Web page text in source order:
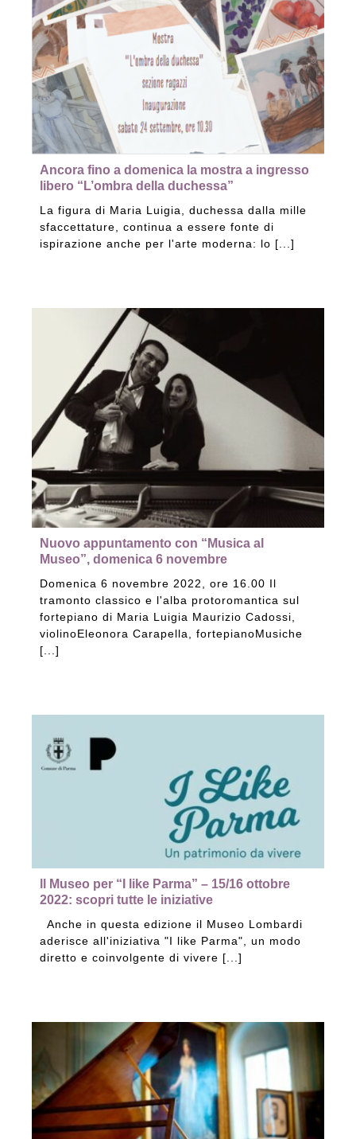
Ancora fino a domenica la mostra a ingresso
libero “L’ombra della duchessa”
La figura di Maria Luigia, duchessa dalla mille
sfaccettature, continua a essere fonte di
ispirazione anche per l'arte moderna: lo [...]
Nuovo appuntamento con “Musica al
Museo”, domenica 6 novembre
Domenica 6 novembre 2022, ore 16.00 Il
tramonto classico e l'alba protoromantica sul
fortepiano di Maria Luigia Maurizio Cadossi,
violinoEleonora Carapella, fortepianoMusiche
[...]
ll Museo per “I like Parma” – 15/16 ottobre
2022: scopri tutte le iniziative
Anche in questa edizione il Museo Lombardi
aderisce all'iniziativa "I like Parma", un modo
diretto e coinvolgente di vivere [...]